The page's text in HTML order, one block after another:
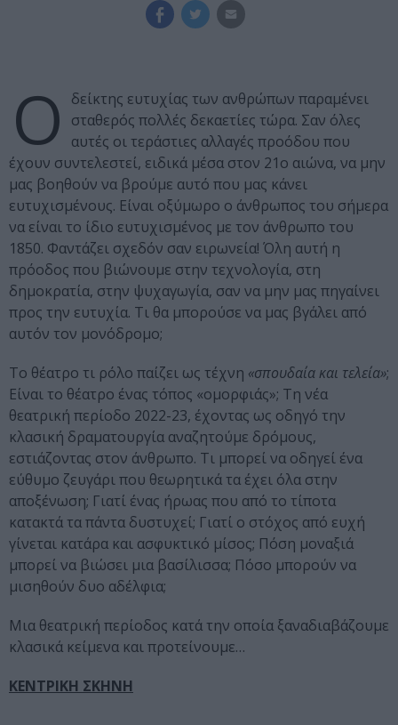
Ο
δείκτης ευτυχίας των ανθρώπων παραμένει
σταθερός πολλές δεκαετίες τώρα. Σαν όλες
αυτές οι τεράστιες αλλαγές προόδου που
έχουν συντελεστεί, ειδικά μέσα στον 21ο αιώνα, να μην
μας βοηθούν να βρούμε αυτό που μας κάνει
ευτυχισμένους. Είναι οξύμωρο ο άνθρωπος του σήμερα
να είναι το ίδιο ευτυχισμένος με τον άνθρωπο του
1850. Φαντάζει σχεδόν σαν ειρωνεία! Όλη αυτή η
πρόοδος που βιώνουμε στην τεχνολογία, στη
δημοκρατία, στην ψυχαγωγία, σαν να μην μας πηγαίνει
προς την ευτυχία. Τι θα μπορούσε να μας βγάλει από
αυτόν τον μονόδρομο;
Το θέατρο τι ρόλο παίζει ως τέχνη «σπουδαία και τελεία»;
Είναι το θέατρο ένας τόπος «ομορφιάς»; Τη νέα
θεατρική περίοδο 2022-23, έχοντας ως οδηγό την
κλασική δραματουργία αναζητούμε δρόμους,
εστιάζοντας στον άνθρωπο. Τι μπορεί να οδηγεί ένα
εύθυμο ζευγάρι που θεωρητικά τα έχει όλα στην
αποξένωση; Γιατί ένας ήρωας που από το τίποτα
κατακτά τα πάντα δυστυχεί; Γιατί ο στόχος από ευχή
γίνεται κατάρα και ασφυκτικό μίσος; Πόση μοναξιά
μπορεί να βιώσει μια βασίλισσα; Πόσο μπορούν να
μισηθούν δυο αδέλφια;
Μια θεατρική περίοδος κατά την οποία ξαναδιαβάζουμε
κλασικά κείμενα και προτείνουμε…
ΚΕΝΤΡΙΚΗ ΣΚΗΝΗ